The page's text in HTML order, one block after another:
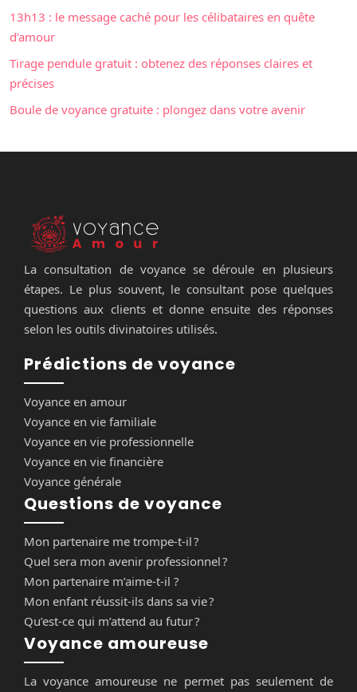
13h13 : le message caché pour les célibataires en quête
d’amour
Tirage pendule gratuit : obtenez des réponses claires et
précises
Boule de voyance gratuite : plongez dans votre avenir
La consultation de voyance se déroule en plusieurs
étapes. Le plus souvent, le consultant pose quelques
questions aux clients et donne ensuite des réponses
selon les outils divinatoires utilisés.
Prédictions de voyance
Voyance en amour
Voyance en vie familiale
Voyance en vie professionnelle
Voyance en vie financière
Voyance générale
Questions de voyance
Mon partenaire me trompe-t-il ?
Quel sera mon avenir professionnel ?
Mon partenaire m’aime-t-il ?
Mon enfant réussit-ils dans sa vie ?
Qu’est-ce qui m’attend au futur ?
Voyance amoureuse
La voyance amoureuse ne permet pas seulement de